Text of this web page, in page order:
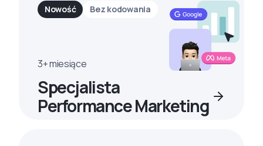
Nowość Bez kodowania
3+ miesiące
Specjalista
Performance Marketing